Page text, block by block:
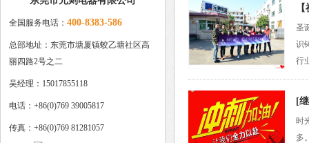
全国服务电话： 400-8383-586
总部地址：东莞市塘厦镇蛟乙塘社区高
丽四路2号之二
吴经理：15017855118
电话：+86(0)769 39005817
传真：+86(0)769 81281057
圣
识
行
[
时
多